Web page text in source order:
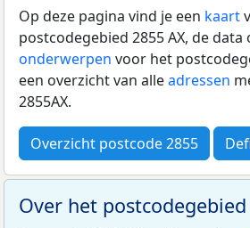
Op deze pagina vind je een kaart
postcodegebied 2855 AX, de data
onderwerpen voor het
een overzicht van alleadressen
2855AX.
Overzicht postcode 2855
Over het postcodegebied